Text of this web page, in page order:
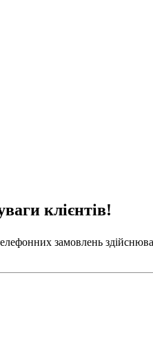
клієнтів!
замовлень